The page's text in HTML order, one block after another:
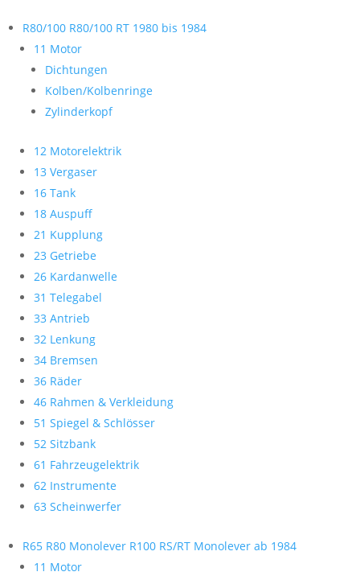
R80/100 R80/100 RT 1980 bis 1984
11 Motor
Dichtungen
Kolben/Kolbenringe
Zylinderkopf
12 Motorelektrik
13 Vergaser
16 Tank
18 Auspuff
21 Kupplung
23 Getriebe
26 Kardanwelle
31 Telegabel
33 Antrieb
32 Lenkung
34 Bremsen
36 Räder
46 Rahmen & Verkleidung
51 Spiegel & Schlösser
52 Sitzbank
61 Fahrzeugelektrik
62 Instrumente
63 Scheinwerfer
R65 R80 Monolever R100 RS/RT Monolever ab 1984
11 Motor